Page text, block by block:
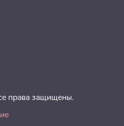
права защищены.